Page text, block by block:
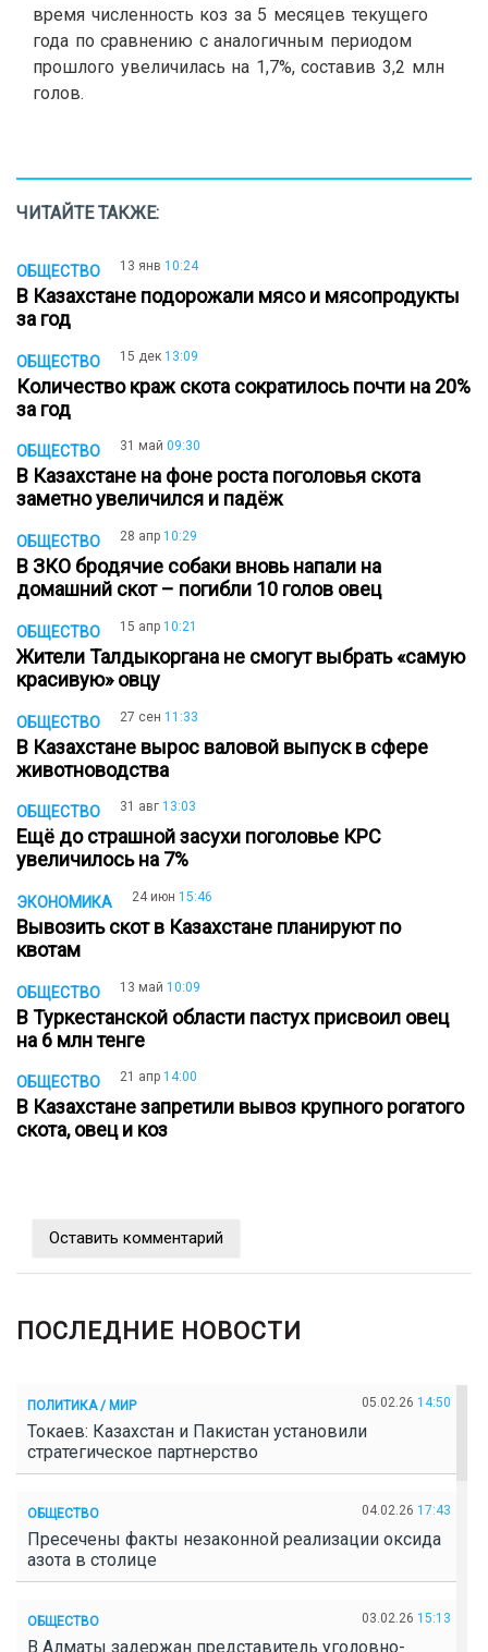
время численность коз за 5 месяцев текущего
года по сравнению с аналогичным периодом
прошлого увеличилась на 1,7%, составив 3,2 млн
голов.
ЧИТАЙТЕ ТАКЖЕ:
ОБЩЕСТВО 13 янв 10:24
В Казахстане подорожали мясо и мясопродукты
за год
ОБЩЕСТВО 15 дек 13:09
Количество краж скота сократилось почти на 20%
за год
ОБЩЕСТВО 31 май 09:30
В Казахстане на фоне роста поголовья скота
заметно увеличился и падёж
ОБЩЕСТВО 28 апр 10:29
В ЗКО бродячие собаки вновь напали на
домашний скот – погибли 10 голов овец
ОБЩЕСТВО 15 апр 10:21
Жители Талдыкоргана не смогут выбрать «самую
красивую» овцу
ОБЩЕСТВО 27 сен 11:33
В Казахстане вырос валовой выпуск в сфере
животноводства
ОБЩЕСТВО 31 авг 13:03
Ещё до страшной засухи поголовье КРС
увеличилось на 7%
ЭКОНОМИКА 24 июн 15:46
Вывозить скот в Казахстане планируют по
квотам
ОБЩЕСТВО 13 май 10:09
В Туркестанской области пастух присвоил овец
на 6 млн тенге
ОБЩЕСТВО 21 апр 14:00
В Казахстане запретили вывоз крупного рогатого
скота, овец и коз
Оставить комментарий
ПОСЛЕДНИЕ НОВОСТИ
ПОЛИТИКА / МИР 05.02.26 14:50
Токаев: Казахстан и Пакистан установили
стратегическое партнерство
ОБЩЕСТВО 04.02.26 17:43
Пресечены факты незаконной реализации оксида
азота в столице
ОБЩЕСТВО 03.02.26 15:13
В Алматы задержан представитель уголовно-